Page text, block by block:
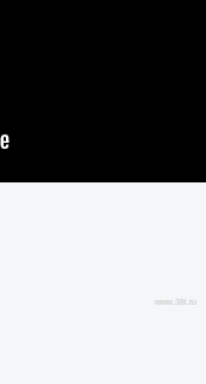
www.38i.ru